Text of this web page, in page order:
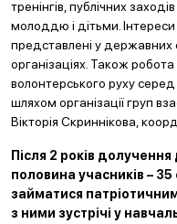
тренінгів, публічних
молоддю і дітьми.
представлені у державних
організаціях. Також
волонтерського руху серед
шляхом організації груп
Вікторія Скриннікова,
Після 2 років
половина учасників –
займатися
з ними зустрічі у